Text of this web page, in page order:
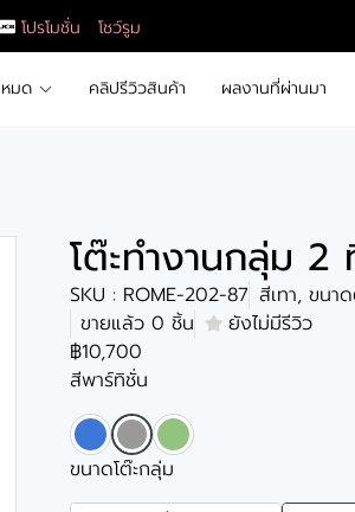
โปรโมชั่น โชว์รูม
มด คลิปรีวิวสินค้า ผลงานที่ผ่านมา
โต๊ะทำงานกลุ่ม 2
SKU : ROME-202-87 สีเทา, ขนา
ขายแล้ว 0 ชิ้น
ยังไม่มีรีวิว
฿10,700
สีพาร์ทิชั่น
ขนาดโต๊ะกลุ่ม